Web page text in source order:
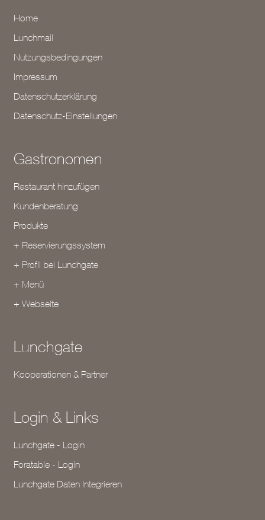
Home
Lunchmail
Nutzungsbedingungen
Impressum
Datenschutzerklärung
Datenschutz-Einstellungen
Gastronomen
Restaurant hinzufügen
Kundenberatung
Produkte
+ Reservierungssystem
+ Profil bei Lunchgate
+ Menü
+ Webseite
Lunchgate
Kooperationen & Partner
Login & Links
Lunchgate - Login
Foratable - Login
Lunchgate Daten Integrieren